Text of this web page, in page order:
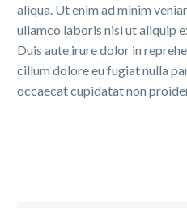
aliqua. Ut enim ad minim
ullamco laboris nisi ut aliquip
Duis aute irure dolor in
cillum dolore eu fugiat nulla
occaecat cupidatat non